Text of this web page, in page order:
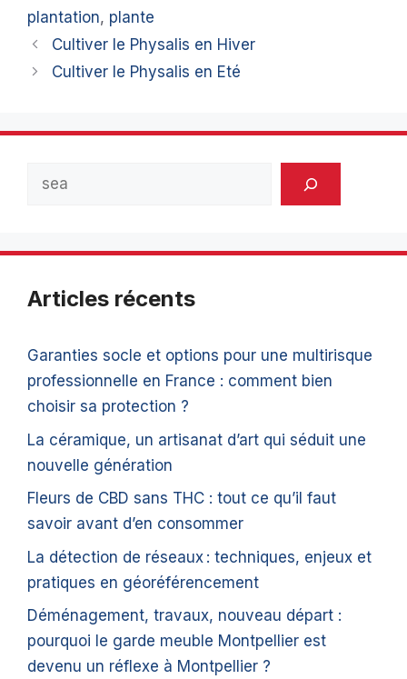
plantation, plante
Cultiver le Physalis en Hiver
Cultiver le Physalis en Eté
Articles récents
Garanties socle et options pour une multirisque
professionnelle en France : comment bien
choisir sa protection ?
La céramique, un artisanat d’art qui séduit une
nouvelle génération
Fleurs de CBD sans THC : tout ce qu’il faut
savoir avant d’en consommer
La détection de réseaux : techniques, enjeux et
pratiques en géoréférencement
Déménagement, travaux, nouveau départ :
pourquoi le garde meuble Montpellier est
devenu un réflexe à Montpellier ?